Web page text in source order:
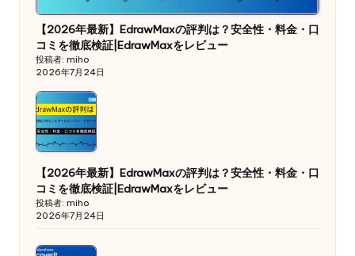
【2026年最新】EdrawMaxの評判は？安全性・料金・口
コミを徹底検証|EdrawMaxをレビュー
投稿者: miho
2026年7月24日
【2026年最新】EdrawMaxの評判は？安全性・料金・口
コミを徹底検証|EdrawMaxをレビュー
投稿者: miho
2026年7月24日